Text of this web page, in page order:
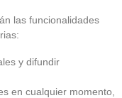
las funcionalidades
y difundir
en cualquier momento,